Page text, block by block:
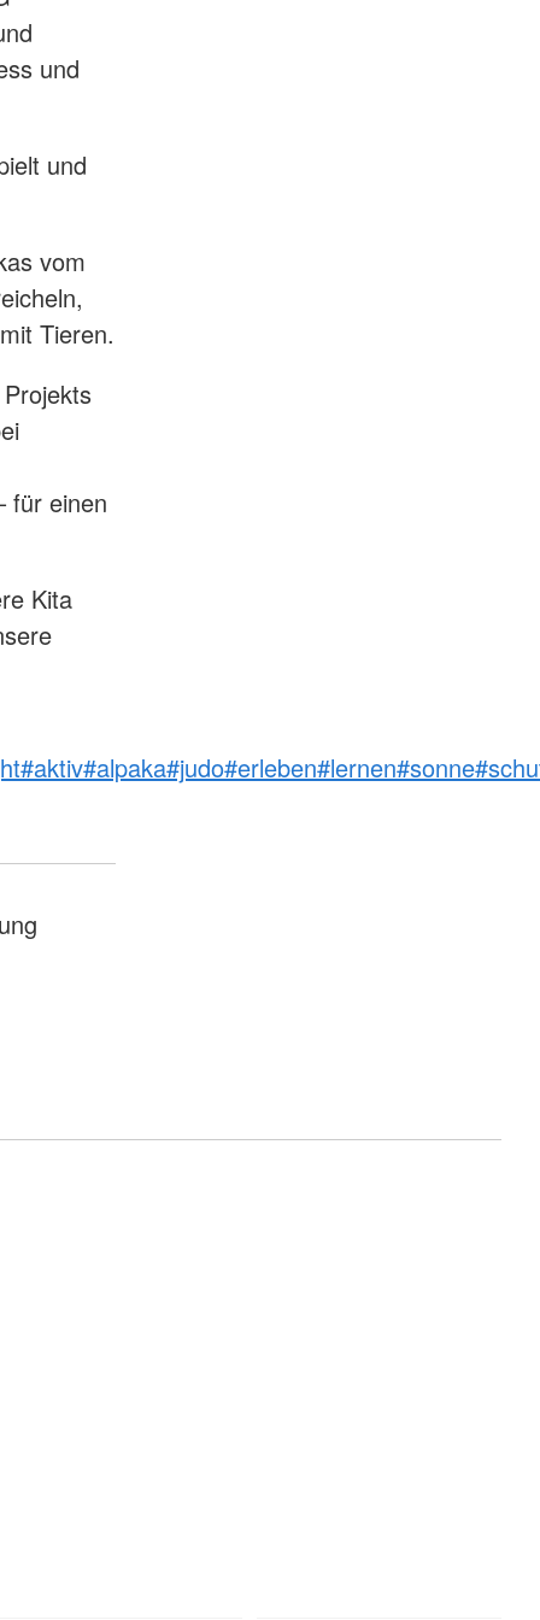
und
und
vom
Tieren.
für einen
Kita
#aktiv#alpaka#judo#erleben#lernen#sonne